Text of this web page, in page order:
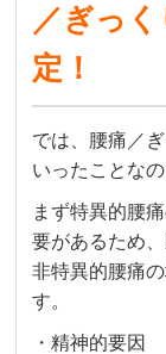
／ぎっ
定！
では、腰痛／
いったことなの
まず特異的腰
要があるため
非特異的腰痛
す。
・精神的要因